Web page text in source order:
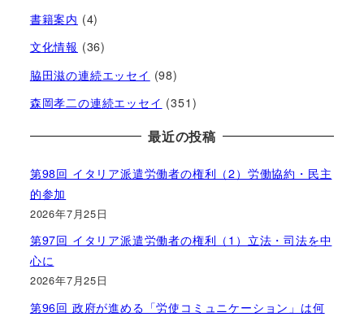
書籍案内 (4)
文化情報 (36)
脇田滋の連続エッセイ (98)
森岡孝二の連続エッセイ (351)
最近の投稿
第98回 イタリア派遣労働者の権利（2）労働協約・民主
的参加
2026年7月25日
第97回 イタリア派遣労働者の権利（1）立法・司法を中
心に
2026年7月25日
第96回 政府が進める「労使コミュニケーション」は何